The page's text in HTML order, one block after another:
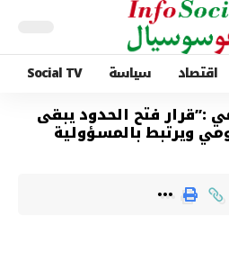
اقتصاد سياسة Social TV
:”قرار فتح الحدود يبقى
ويرتبط بالمسؤولية